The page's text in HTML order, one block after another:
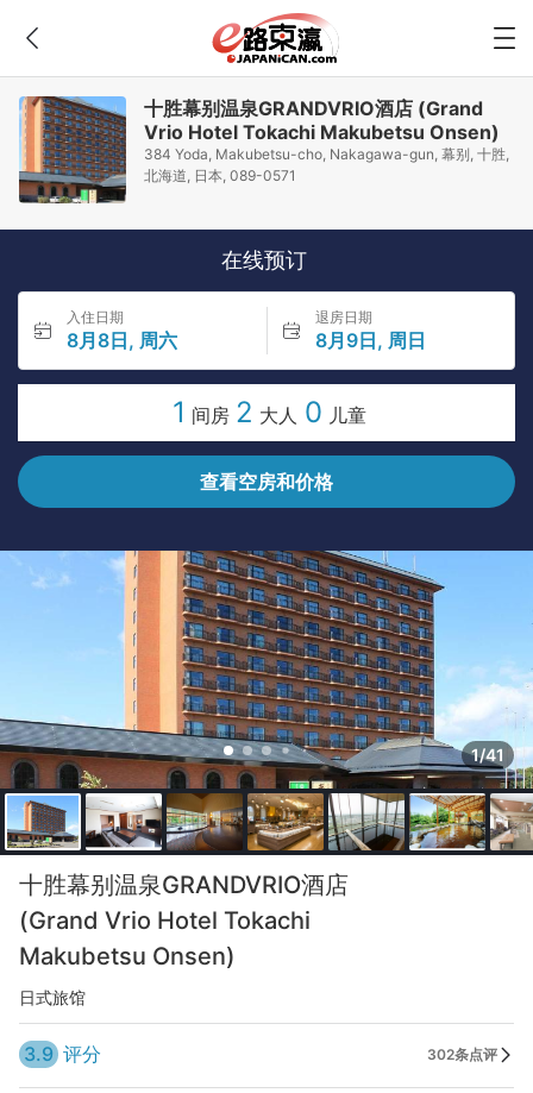
十胜幕别温泉GRANDVRIO酒店 (Grand
Vrio Hotel Tokachi Makubetsu Onsen)
384 Yoda, Makubetsu-cho, Nakagawa-gun, 幕别, 十胜,
北海道, 日本, 089-0571
在线预订
入住日期
8月8日, 周六
退房日期
8月9日, 周日
1 间房 2 大人 0 儿童
查看空房和价格
1/41
十胜幕别温泉GRANDVRIO酒店
(Grand Vrio Hotel Tokachi
Makubetsu Onsen)
日式旅馆
3.9 评分 302条点评